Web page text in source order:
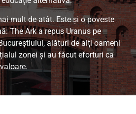
mult de atât. Este și o poveste
The Ark a repus Uranus pe
alături de alți oameni
zonei și au făcut eforturi ca